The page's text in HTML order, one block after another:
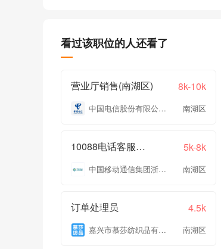
看过该职位的人还看了
营业厅销售(南湖区) 8k-10k
中国电信股份有限公司嘉兴分公司 南湖区
10088电话客服专员 5k-8k
中国移动通信集团浙江有限公司嘉兴分公司 南湖区
订单处理员 4.5k
嘉兴市慕莎纺织品有限公司 南湖区